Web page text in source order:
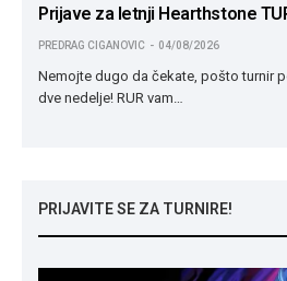
Prijave za letnji Hearthstone
PREDRAG CIGANOVIC 04/08/2026
Nemojte dugo da čekate, pošto turnir
dve nedelje! RUR vam…
PRIJAVITE SE ZA TURNIRE!